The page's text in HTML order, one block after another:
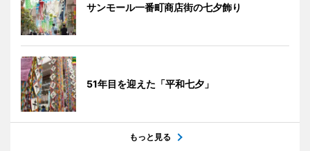
サンモール一番町商店街の七夕飾り
51年目を迎えた「平和七夕」
もっと見る